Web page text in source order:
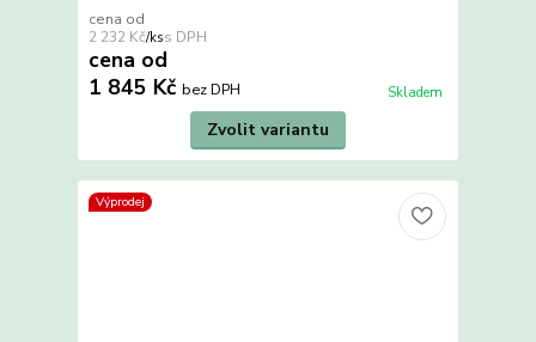
cena od
2 232 Kč/ks
cena od
1 845 Kč bez DPH Skladem
Zvolit variantu
Výprodej